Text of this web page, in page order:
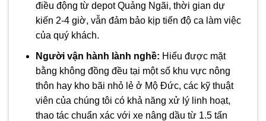
điều động từ depot Quảng Ngãi, thời gian dự
kiến 2-4 giờ, vẫn đảm bảo kịp tiến độ ca làm việc
của quý khách.
Người vận hành lành nghề: Hiểu được mặt
bằng không đồng đều tại một số khu vực nông
thôn hay kho bãi nhỏ lẻ ở Mộ Đức, các kỹ thuật
viên của chúng tôi có khả năng xử lý linh hoạt,
thao tác chuẩn xác với xe nâng dầu từ 1.5 tấn